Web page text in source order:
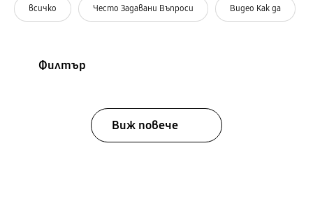
всичко Често Задавани Въпроси Видео Как да
Филтър
Виж повече